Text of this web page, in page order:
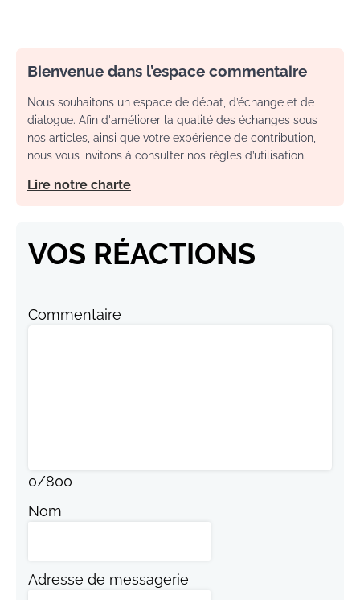
Bienvenue dans l’espace commentaire
Nous souhaitons un espace de débat, d’échange et de
dialogue. Afin d'améliorer la qualité des échanges sous
nos articles, ainsi que votre expérience de contribution,
nous vous invitons à consulter nos règles d’utilisation.
Lire notre charte
VOS RÉACTIONS
Commentaire
0/800
Nom
Adresse de messagerie